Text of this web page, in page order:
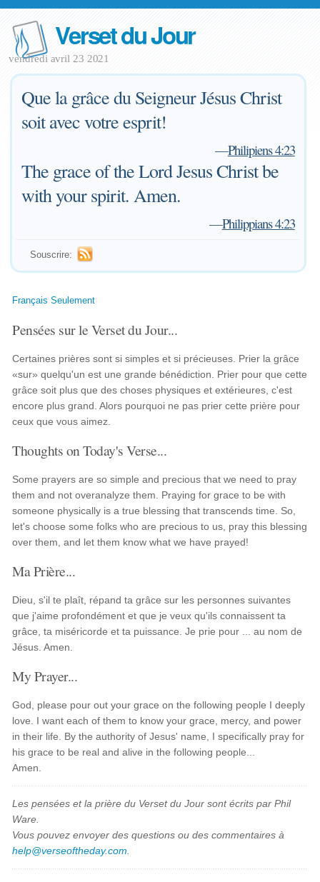
Verset du Jour
vendredi avril 23 2021
Que la grâce du Seigneur Jésus Christ
soit avec votre esprit!
—Philipiens 4:23
The grace of the Lord Jesus Christ be
with your spirit. Amen.
—Philippians 4:23
Souscrire:
Français Seulement
Pensées sur le Verset du Jour...
Certaines prières sont si simples et si précieuses. Prier la grâce
«sur» quelqu'un est une grande bénédiction. Prier pour que cette
grâce soit plus que des choses physiques et extérieures, c'est
encore plus grand. Alors pourquoi ne pas prier cette prière pour
ceux que vous aimez.
Thoughts on Today's Verse...
Some prayers are so simple and precious that we need to pray
them and not overanalyze them. Praying for grace to be with
someone physically is a true blessing that transcends time. So,
let's choose some folks who are precious to us, pray this blessing
over them, and let them know what we have prayed!
Ma Prière...
Dieu, s'il te plaît, répand ta grâce sur les personnes suivantes
que j'aime profondément et que je veux qu'ils connaissent ta
grâce, ta miséricorde et ta puissance. Je prie pour ... au nom de
Jésus. Amen.
My Prayer...
God, please pour out your grace on the following people I deeply
love. I want each of them to know your grace, mercy, and power
in their life. By the authority of Jesus' name, I specifically pray for
his grace to be real and alive in the following people...
Amen.
Les pensées et la prière du Verset du Jour sont écrits par Phil
Ware.
Vous pouvez envoyer des questions ou des commentaires à
help@verseoftheday.com